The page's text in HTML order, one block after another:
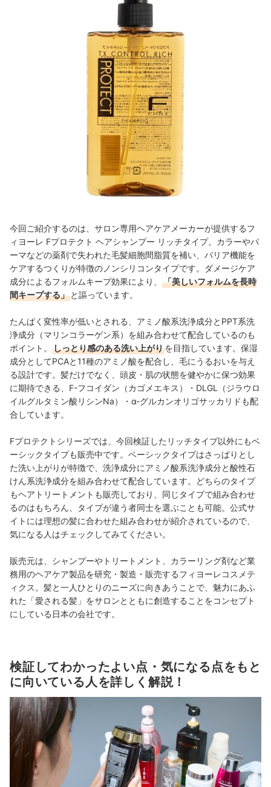
今回ご紹介するのは、サロン専用ヘアケアメーカーが提供するフ
ィヨーレ Fプロテクト ヘアシャンプー リッチタイプ。 カラーやパ
ーマなどの薬剤で失われた毛髪細胞間脂質を補い、バリア機能を
ケアするつくりが特徴のノンシリコンタイプです。ダメージケア
成分によるフォルムキープ効果により、
「美しいフォルムを長時
間キープする」 と謳っています。
たんぱく 変性率が低いとされる、アミノ酸系洗浄成分とPPT系洗
浄成分（マリンコラーゲン系）を組み合わせて配合しているのも
ポイント。
しっとり感のある洗い上がりを目指しています。保湿
成分としてPCAと11種のアミノ酸を配合し、毛にうるおいを与え
る設計です。髪だけでなく、頭皮・肌の状態を健やかに保つ効果
に期待できる、F-フコイダン（カゴメエキス）・DLGL（ジラウロ
イルグルタミン酸リシンNa）・α‐グルカンオリゴサッカリドも配
合しています。
Fプロテクトシリーズでは、今回検証したリッチタイプ以外にもベ
ーシックタイプも販売中です。ベーシックタイプはさっぱりとし
た洗い上がりが特徴で、洗浄成分にアミノ酸系洗浄成分と酸性石
けん系洗浄成分を組み合わせて配合しています。
どちらのタイプ
もヘアトリートメントも販売しており、同じタイプで組み合わせ
るのはもちろん、タイプが違う者同士を選ぶことも可能。公式サ
イトには理想の髪に合わせた組み合わせが紹介されているので、
気になる人はチェックしてみてください。
販売元は、シャンプーやトリートメント、カラーリング剤など業
務用のヘアケア製品を研究・製造・販売するフィヨーレコスメテ
ィクス。髪と一人ひとりのニーズに向きあうことで、魅力にあふ
れた「愛される髪」をサロンとともに創造することをコンセプト
にしている日本の会社です。
検証してわかったよい点・気になる点をもと
に向いている人を詳しく解説！